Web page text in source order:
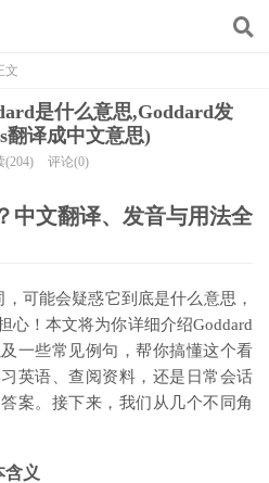
文
是什么意思,Goddard发
翻译成中文意思)
(204) 评论(0)
中文翻译、发音与用法全
可能会疑惑它到底是什么意思，
心！本文将为你详细介绍Goddard
一些常见例句，帮你搞懂这个看
英语、查阅资料，还是日常会话
案。接下来，我们从几个不同角
含义